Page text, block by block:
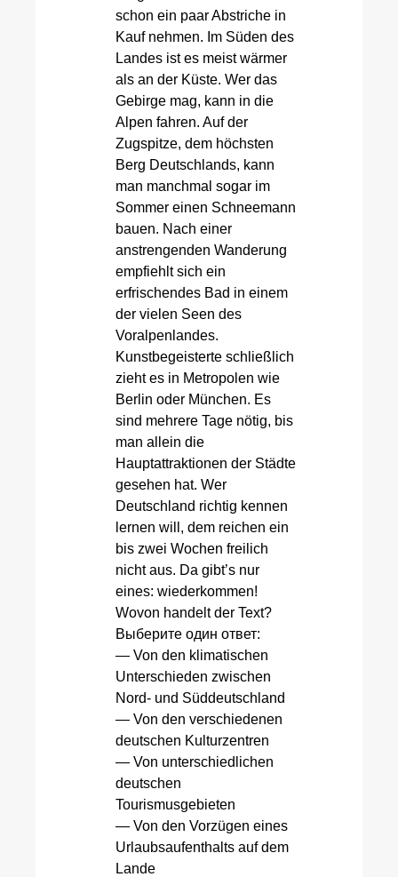
schon ein paar Abstriche in
Kauf nehmen. Im Süden des
Landes ist es meist wärmer
als an der Küste. Wer das
Gebirge mag, kann in die
Alpen fahren. Auf der
Zugspitze, dem höchsten
Berg Deutschlands, kann
man manchmal sogar im
Sommer einen Schneemann
bauen. Nach einer
anstrengenden Wanderung
empfiehlt sich ein
erfrischendes Bad in einem
der vielen Seen des
Voralpenlandes.
Kunstbegeisterte schließlich
zieht es in Metropolen wie
Berlin oder München. Es
sind mehrere Tage nötig, bis
man allein die
Hauptattraktionen der Städte
gesehen hat. Wer
Deutschland richtig kennen
lernen will, dem reichen ein
bis zwei Wochen freilich
nicht aus. Da gibt’s nur
eines: wiederkommen!
Wovon handelt der Text?
Выберите один ответ:
— Von den klimatischen
Unterschieden zwischen
Nord- und Süddeutschland
— Von den verschiedenen
deutschen Kulturzentren
— Von unterschiedlichen
deutschen
Tourismusgebieten
— Von den Vorzügen eines
Urlaubsaufenthalts auf dem
Lande